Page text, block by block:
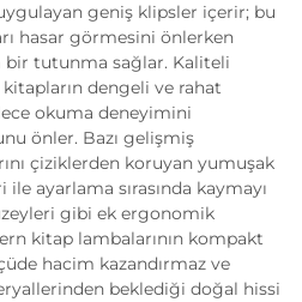
geniş klipsler içerir; bu
hasar görmesini önlerken
bir tutunma sağlar. Kaliteli
kitapların dengeli ve rahat
okuma deneyimini
önler. Bazı gelişmiş
çiziklerden koruyan yumuşak
ayarlama sırasında kaymayı
gibi ek ergonomik
kitap lambalarının kompakt
hacim kazandırmaz ve
beklediği doğal hissi